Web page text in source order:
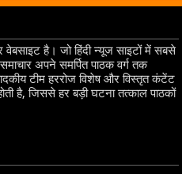
वेबसाइट है। जो हिंदी न्यूज साइटों में सबसे
अपने समर्पित पाठक वर्ग तक
टीम हररोज विशेष और विस्तृत कंटेंट
है, जिससे हर बड़ी घटना तत्काल पाठकों